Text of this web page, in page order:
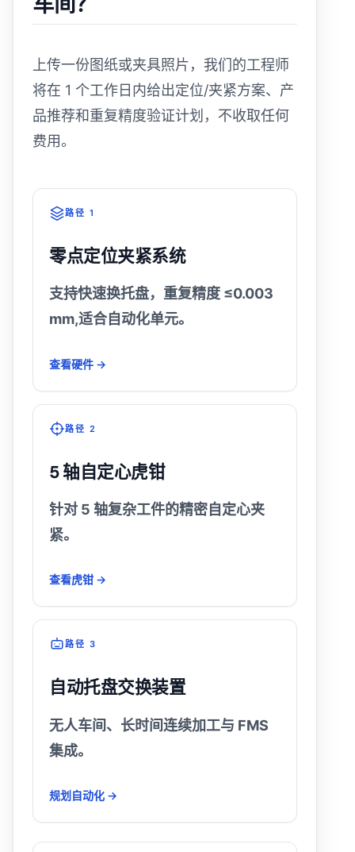
上传一份图纸或夹具照片，我们的工程师
将在 1 个工作日内给出定位/夹紧方案、产
品推荐和重复精度验证计划，不收取任何
费用。
路径 1
零点定位夹紧系统
支持快速换托盘，重复精度 ≤0.003
mm,适合自动化单元。
查看硬件 →
路径 2
5 轴自定心虎钳
针对 5 轴复杂工件的精密自定心夹
紧。
查看虎钳 →
路径 3
自动托盘交换装置
无人车间、长时间连续加工与 FMS
集成。
规划自动化 →